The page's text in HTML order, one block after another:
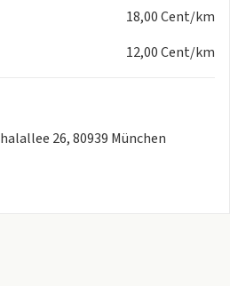
km / 24 Monate
Türseitenscheiben
verstellbar
18,00 Cent/km
12,00 Cent/km
26, 80939 München